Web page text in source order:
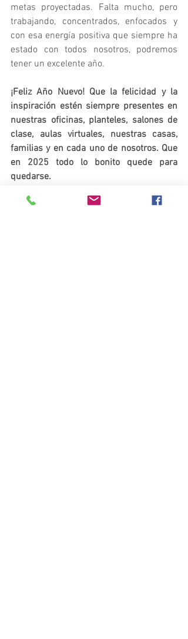
metas proyectadas. Falta mucho, pero
trabajando, concentrados, enfocados y
con esa energía positiva que siempre ha
estado con todos nosotros, podremos
tener un excelente año.
¡Feliz Año Nuevo! Que la felicidad y la
inspiración estén siempre presentes en
nuestras oficinas, planteles, salones de
clase, aulas virtuales, nuestras casas,
familias y en cada uno de nosotros. Que
en 2025 todo lo bonito quede para
quedarse.